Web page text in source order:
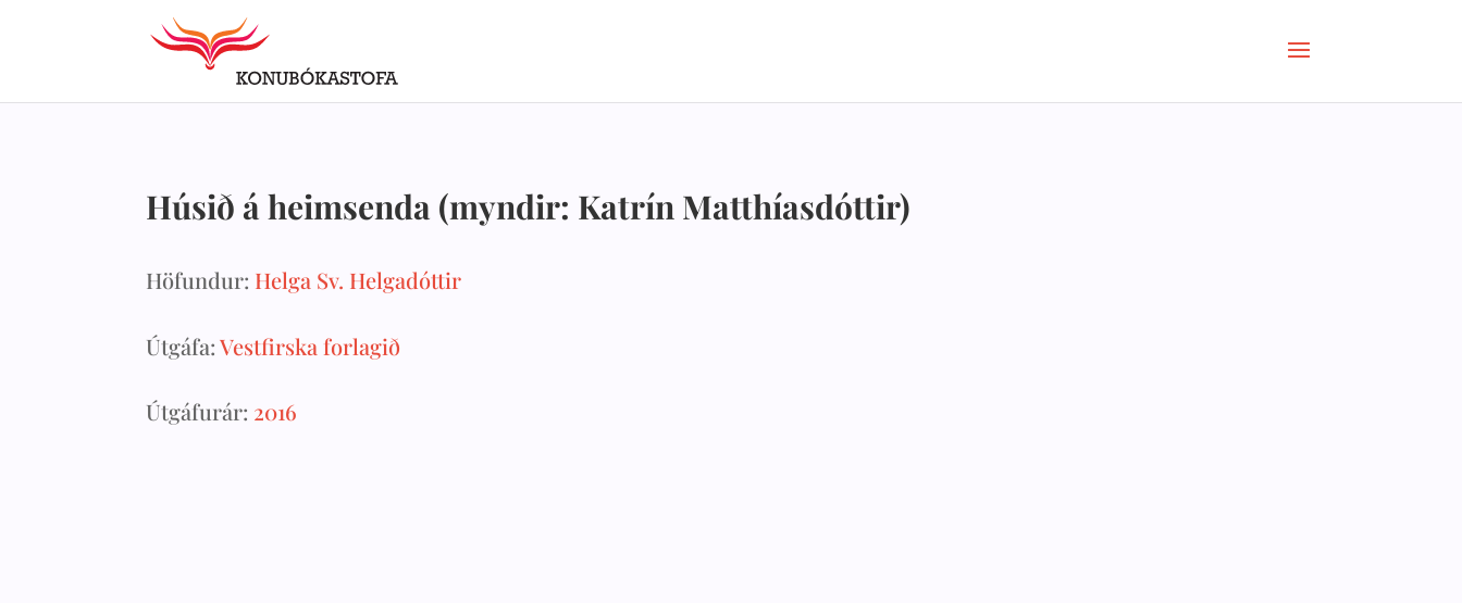
Húsið á heimsenda (myndir: Katrín Matthíasdóttir)
Höfundur: Helga Sv. Helgadóttir
Útgáfa:Vestfirska forlagið
Útgáfurár: 2016